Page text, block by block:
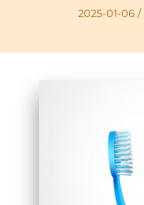
2025-01-06 /